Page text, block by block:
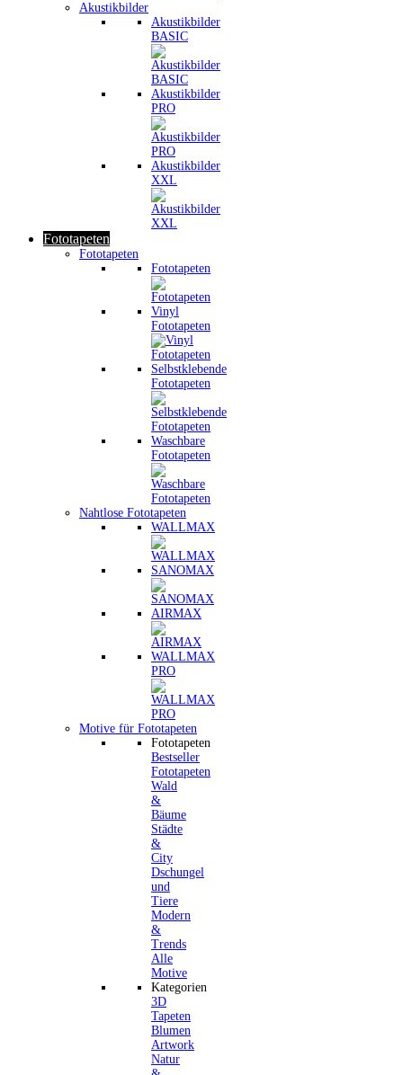
Akustikbilder
Akustikbilder
BASIC
Akustikbilder
PRO
Akustikbilder
XXL
Fototapeten
Fototapeten
Fototapeten
Vinyl
Fototapeten
Selbstklebende
Fototapeten
Waschbare
Fototapeten
Nahtlose Fototapeten
WALLMAX
SANOMAX
AIRMAX
WALLMAX
PRO
Motive für Fototapeten
Fototapeten
Bestseller
Fototapeten
Wald
&
Bäume
Städte
&
City
Dschungel
und
Tiere
Modern
&
Trends
Alle
Motive
Kategorien
3D
Tapeten
Blumen
Artwork
Natur